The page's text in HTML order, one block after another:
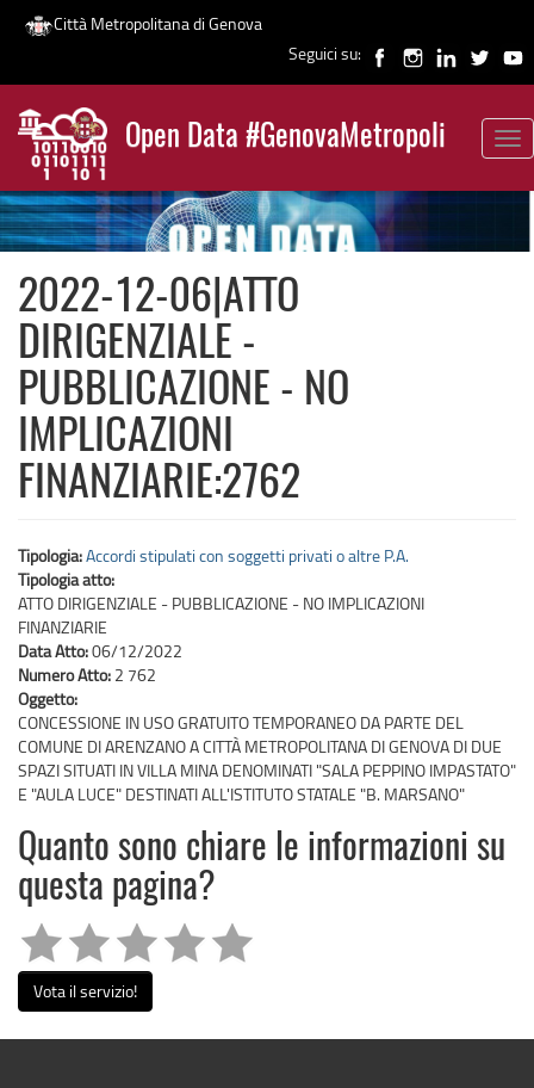
Salta
contenuto
principale
Città Metropolitana di Genova
Seguici su:
Open Data #GenovaMetropoli
News
2022-12-06|ATTO
DIRIGENZIALE -
PUBBLICAZIONE - NO
IMPLICAZIONI
FINANZIARIE:2762
Tipologia:Accordi stipulati con soggetti privati o altre P.A.
Tipologia atto:
ATTO DIRIGENZIALE - PUBBLICAZIONE - NO IMPLICAZIONI
FINANZIARIE
Data Atto:06/12/2022
Numero Atto: 2 762
Oggetto:
CONCESSIONE IN USO GRATUITO TEMPORANEO DA PARTE DEL
COMUNE DI ARENZANO A CITTÀ METROPOLITANA DI GENOVA DI DUE
SPAZI SITUATI IN VILLA MINA DENOMINATI "SALA PEPPINO IMPASTATO"
E "AULA LUCE" DESTINATI ALL'ISTITUTO STATALE "B. MARSANO"
Quanto sono chiare le informazioni su
questa pagina?
Vota il servizio!